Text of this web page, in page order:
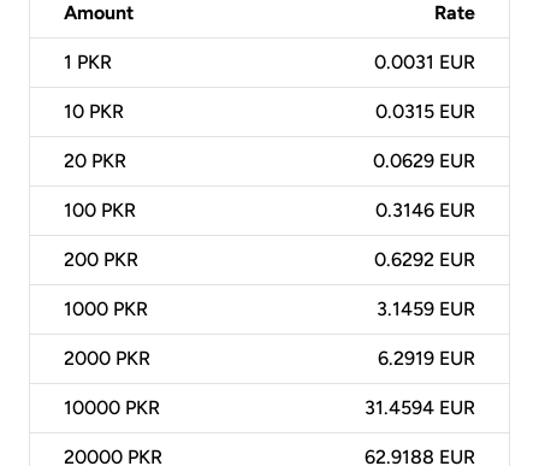
Amount Rate
1 PKR 0.0031 EUR
10 PKR 0.0315 EUR
20 PKR 0.0629 EUR
100 PKR 0.3146 EUR
200 PKR 0.6292 EUR
1000 PKR 3.1459 EUR
2000 PKR 6.2919 EUR
10000 PKR 31.4594 EUR
20000 PKR 62.9188 EUR